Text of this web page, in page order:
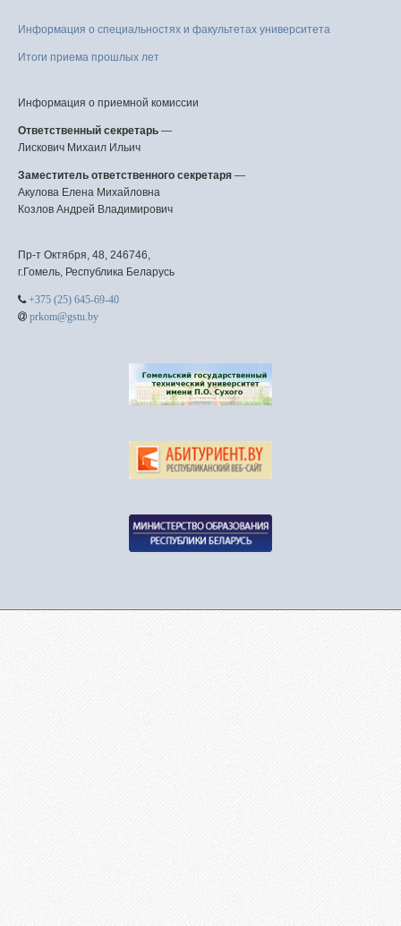
Информация о специальностях и факультетах университета
Итоги приема прошлых лет
Информация о приемной комиссии
Ответственный секретарь —
Лискович Михаил Ильич
Заместитель ответственного секретаря —
Акулова Елена Михайловна
Козлов Андрей Владимирович
Пр-т Октября, 48, 246746,
г.Гомель, Республика Беларусь
+375 (25) 645-69-40
prkom@gstu.by